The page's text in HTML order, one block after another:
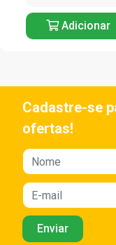
Adicionar
Cadastre-se
ofertas!